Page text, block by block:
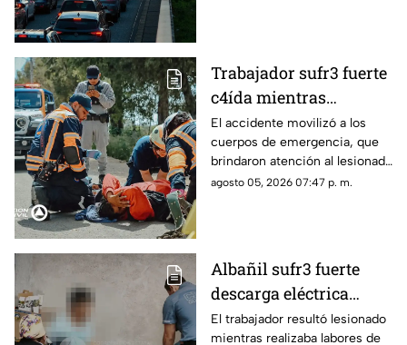
Trabajador sufr3 fuerte
c4ída mientras
trabajaba en Guadalupe
La Venta
El accidente movilizó a los
cuerpos de emergencia, que
brindaron atención al lesionado
antes de trasladarlo a un
agosto 05, 2026 07:47 p. m.
Albañil sufr3 fuerte
descarga eléctrica
mientras trabajaba en
El trabajador resultó lesionado
mientras realizaba labores de